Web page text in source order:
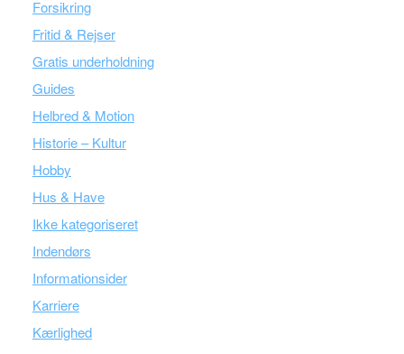
Forsikring
Fritid & Rejser
Gratis underholdning
Guides
Helbred & Motion
Historie – Kultur
Hobby
Hus & Have
Ikke kategoriseret
Indendørs
Informationsider
Karriere
Kærlighed